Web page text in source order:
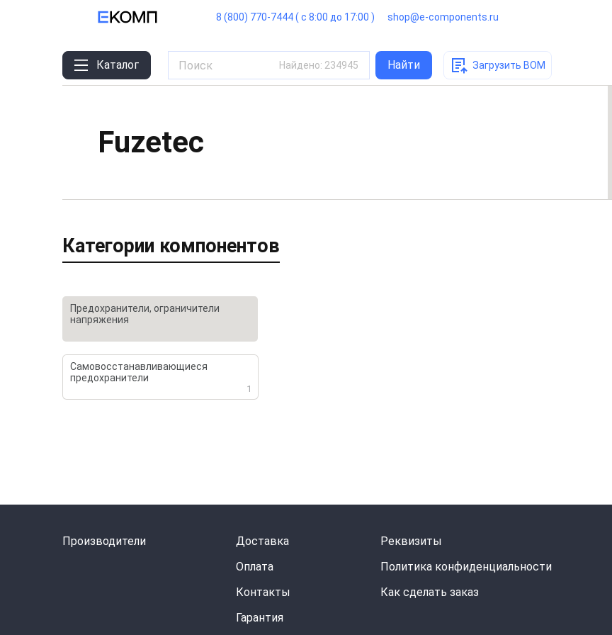
8 (800) 770-7444 ( с 8:00 до 17:00 ) shop@e-components.ru
Каталог Найдено: 234945 Найти Загрузить BOM
Fuzetec
Категории компонентов
Предохранители, ограничители
напряжения
Самовосстанавливающиеся
предохранители
1
Производители
Доставка
Оплата
Контакты
Гарантия
Реквизиты
Политика конфиденциальности
Как сделать заказ